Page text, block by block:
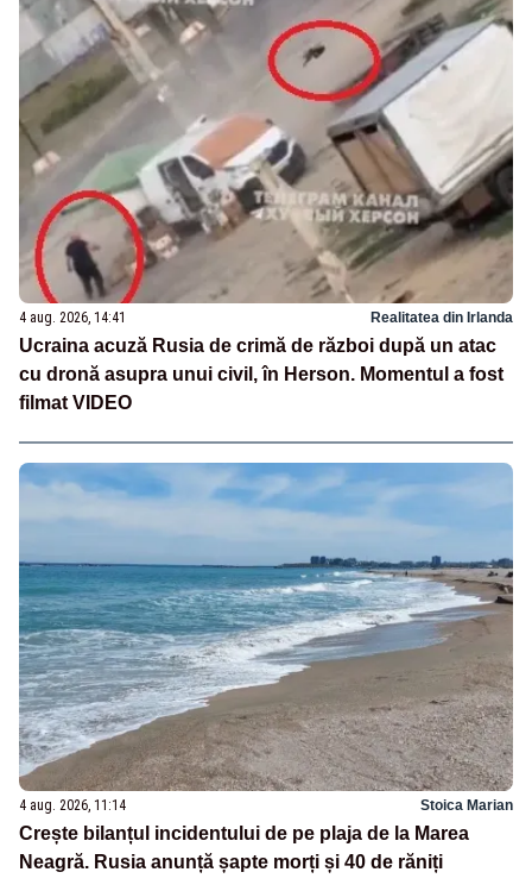
4 aug. 2026, 14:41 Realitatea din Irlanda
Ucraina acuză Rusia de crimă de război după un atac
cu dronă asupra unui civil, în Herson. Momentul a fost
filmat VIDEO
4 aug. 2026, 11:14 Stoica Marian
Crește bilanțul incidentului de pe plaja de la Marea
Neagră. Rusia anunță șapte morți și 40 de răniți